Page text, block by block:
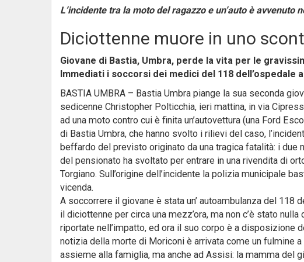
L’incidente tra la moto del ragazzo e un’auto è avvenuto
Diciottenne muore in uno
Giovane di Bastia, Umbra, perde la vita per le
Immediati i soccorsi dei medici del 118 dell’ospedale
BASTIA UMBRA – Bastia Umbra piange la sua seconda
sedicenne Christopher Polticchia, ieri mattina, in via
ad una moto contro cui è finita un’autovettura (una Ford
di Bastia Umbra, che hanno svolto i rilievi del caso,
beffardo del previsto originato da una tragica fatalità: i due
del pensionato ha svoltato per entrare in una rivendita di
Torgiano. Sull’origine dell’incidente la polizia municipale
vicenda.
A soccorrere il giovane è stata un’ autoambulanza del 118
il diciottenne per circa una mezz’ora, ma non c’è stato
riportate nell’impatto, ed ora il suo corpo è a disposizione
notizia della morte di Moriconi è arrivata come un fulmine
assieme alla famiglia, ma anche ad Assisi: la mamma del